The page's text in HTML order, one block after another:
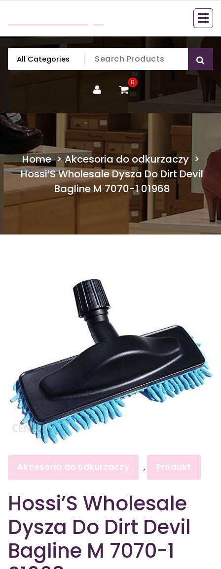
content
0
Home>Akcesoria do odkurzaczy>
Hossi’S Wholesale Dysza Do Dirt Devil
Bagline M 7070-1 01968
Akcesoria do odkurzaczy , Produkt
Hossi’S Wholesale
Dysza Do Dirt Devil
Bagline M 7070-1